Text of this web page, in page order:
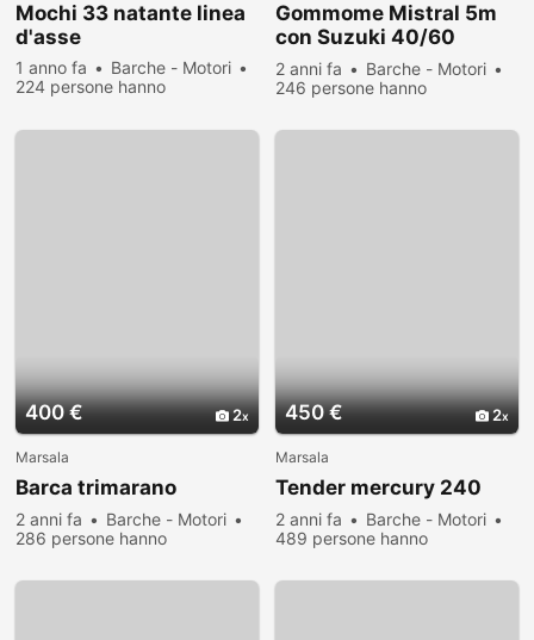
Mochi 33 natante linea
d'asse
1 anno fa
Barche - Motori
224 persone hanno
Gommome Mistral 5m
con Suzuki 40/60
senza patente
2 anni fa
Barche - Motori
246 persone hanno
400 € 2
Marsala
Barca trimarano
2 anni fa
Barche - Motori
286 persone hanno
450 € 2
Marsala
Tender mercury 240
2 anni fa
Barche - Motori
489 persone hanno